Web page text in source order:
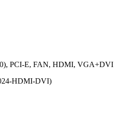
PCI-E, FAN, HDMI, VGA+DVI